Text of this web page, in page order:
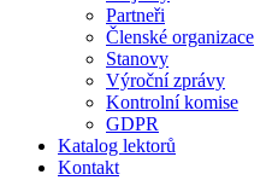
Partneři
Členské organizace
Stanovy
Výroční zprávy
Kontrolní komise
GDPR
Katalog lektorů
Kontakt